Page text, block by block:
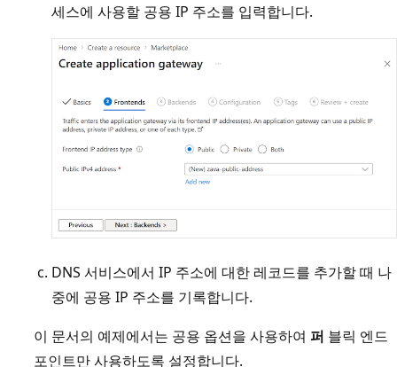
세스에 사용할 공용 IP 주소를 입력합니다.
DNS 서비스에서 IP 주소에 대한 레코드를 추가할 때 나
중에 공용 IP 주소를 기록합니다.
이 문서의 예제에서는 공용 옵션을 사용하여 퍼 블릭 엔드
포인트만 사용하도록 설정합니다.